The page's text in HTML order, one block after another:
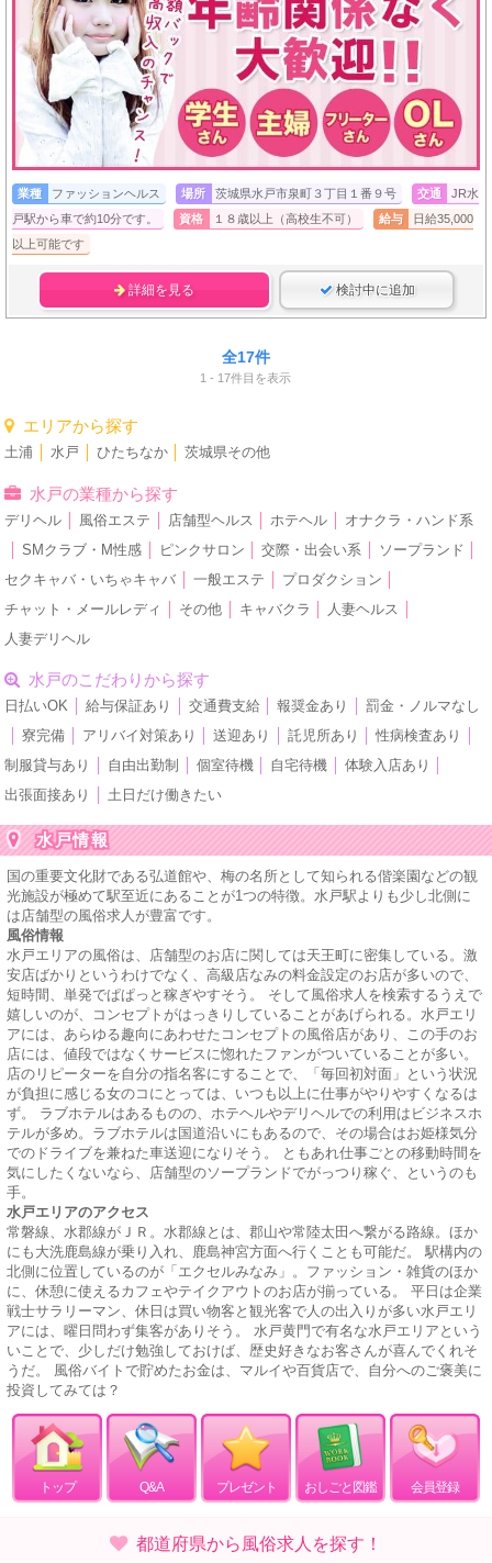
業種 ファッションヘルス 場所 茨城県水戸市泉町３丁目１番９号 交通
JR水
戸駅から車で約10分です。
資格 １８歳以上（高校生不可） 給与
日給35,000
以上可能です
詳細を見る 検討中に追加
全17件
1 - 17件目を表示
エリアから探す
土浦 水戸 ひたちなか 茨城県その他
水戸の業種から探す
デリヘル 風俗エステ 店舗型ヘルス ホテヘル
オナクラ・ハンド系
SMクラブ・M性感 ピンクサロン 交際・出会い系 ソープランド
セクキャバ・いちゃキャバ
一般エステ プロダクション
チャット・メールレディ
その他 キャバクラ 人妻ヘルス
人妻デリヘル
水戸のこだわりから探す
日払いOK 給与保証あり 交通費支給 報奨金あり
罰金・ノルマなし
寮完備 アリバイ対策あり 送迎あり 託児所あり 性病検査あり
制服貸与あり
自由出勤制 個室待機 自宅待機 体験入店あり
出張面接あり
土日だけ働きたい
水戸情報
国の重要文化財である弘道館や、梅の名所として知られる偕楽園などの観
光施設が極めて駅至近にあることが1つの特徴。水戸駅よりも少し北側に
は店舗型の風俗求人が豊富です。
風俗情報
水戸エリアの風俗は、店舗型のお店に関しては天王町に密集している。激
安店ばかりというわけでなく、高級店なみの料金設定のお店が多いので、
短時間、単発でぱぱっと稼ぎやすそう。 そして風俗求人を検索するうえで
嬉しいのが、コンセプトがはっきりしていることがあげられる。水戸エリ
アには、あらゆる趣向にあわせたコンセプトの風俗店があり、この手のお
店には、値段ではなくサービスに惚れたファンがついていることが多い。
店のリピーターを自分の指名客にすることで、「毎回初対面」という状況
が負担に感じる女のコにとっては、いつも以上に仕事がやりやすくなるは
ず。 ラブホテルはあるものの、ホテヘルやデリヘルでの利用はビジネスホ
テルが多め。ラブホテルは国道沿いにもあるので、その場合はお姫様気分
でのドライブを兼ねた車送迎になりそう。 ともあれ仕事ごとの移動時間を
気にしたくないなら、店舗型のソープランドでがっつり稼ぐ、というのも
手。
水戸エリアのアクセス
常磐線、水郡線がＪＲ。水郡線とは、郡山や常陸太田へ繋がる路線。ほか
にも大洗鹿島線が乗り入れ、鹿島神宮方面へ行くことも可能だ。 駅構内の
北側に位置しているのが「エクセルみなみ」。ファッション・雑貨のほか
に、休憩に使えるカフェやテイクアウトのお店が揃っている。 平日は企業
戦士サラリーマン、休日は買い物客と観光客で人の出入りが多い水戸エリ
アには、曜日問わず集客がありそう。 水戸黄門で有名な水戸エリアという
いことで、少しだけ勉強しておけば、歴史好きなお客さんが喜んでくれそ
うだ。 風俗バイトで貯めたお金は、マルイや百貨店で、自分へのご褒美に
投資してみては？
トップ Q&A プレゼント おしごと図鑑 会員登録
都道府県から風俗求人を探す！